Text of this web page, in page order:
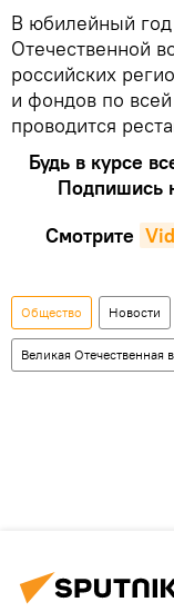
В юбилейный
Отечественной
российских
и фондов по
проводится
Будь в курсе
Подпишись
Смотрите
Общество Новости
Великая Отечественная